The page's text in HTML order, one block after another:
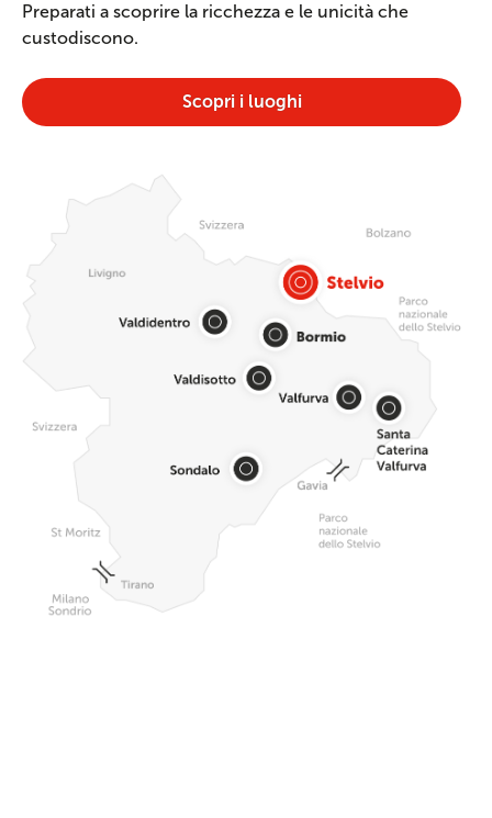
Preparati a scoprire la ricchezza e le unicità che
custodiscono.
Scopri i luoghi